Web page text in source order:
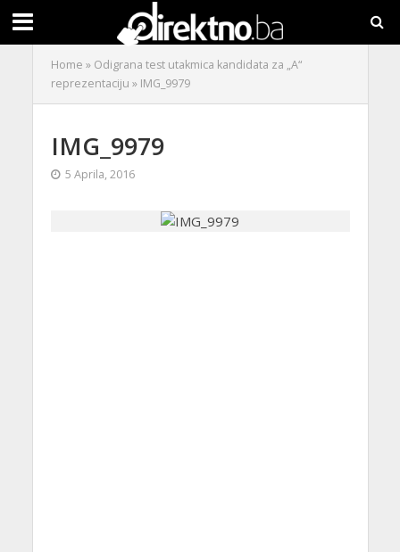
Home » Odigrana test utakmica kandidata za „A“
reprezentaciju » IMG_9979
IMG_9979
5 Aprila, 2016